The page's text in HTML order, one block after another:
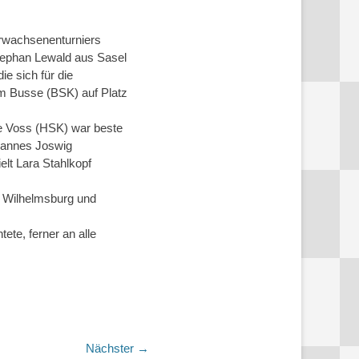
Lewald aus Sasel
sich für die
Busse (BSK) auf Platz
Voss (HSK) war beste
Joswig
Lara Stahlkopf
und
ferner an alle
Nächster →